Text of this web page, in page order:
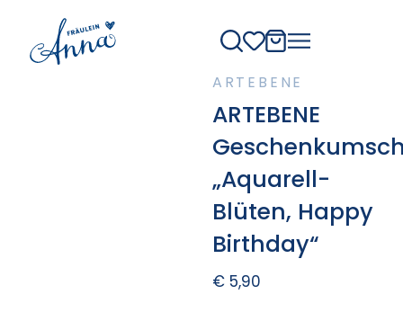
ARTEBENE
ARTEBENE
„Aquarell-
Blüten, Happy
Birthday“
€5,90